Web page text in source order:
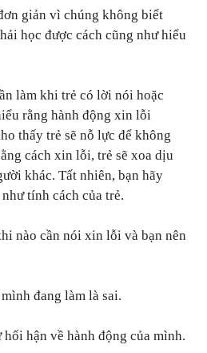
giản vì chúng không biết
học được cách cũng như hiểu
làm khi trẻ có lời nói hoặc
rằng hành động xin lỗi
thấy trẻ sẽ nỗ lực để không
cách xin lỗi, trẻ sẽ xoa dịu
khác. Tất nhiên, bạn hãy
tính cách của trẻ.
nào cần nói xin lỗi và bạn nên
đang làm là sai.
hận về hành động của mình.